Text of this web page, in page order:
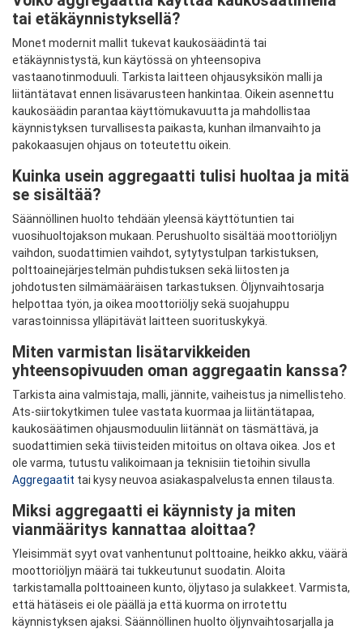
tai etäkäynnistyksellä?
Monet modernit mallit tukevat kaukosäädintä tai
etäkäynnistystä, kun käytössä on yhteensopiva
vastaanotinmoduuli. Tarkista laitteen ohjausyksikön malli ja
liitäntätavat ennen lisävarusteen hankintaa. Oikein asennettu
kaukosäädin parantaa käyttömukavuutta ja mahdollistaa
käynnistyksen turvallisesta paikasta, kunhan ilmanvaihto ja
pakokaasujen ohjaus on toteutettu oikein.
Kuinka usein aggregaatti tulisi huoltaa ja mitä
se sisältää?
Säännöllinen huolto tehdään yleensä käyttö­tuntien tai
vuosihuoltojakson mukaan. Perushuolto sisältää moottoriöljyn
vaihdon, suodattimien vaihdot, sytytystulpan tarkistuksen,
polttoainejärjestelmän puhdistuksen sekä liitosten ja
johdotusten silmämääräisen tarkastuksen. Öljynvaihtosarja
helpottaa työn, ja oikea moottoriöljy sekä suojahuppu
varastoinnissa ylläpitävät laitteen suorituskykyä.
Miten varmistan lisätarvikkeiden
yhteensopivuuden oman aggregaatin kanssa?
Tarkista aina valmistaja, malli, jännite, vaiheistus ja nimellisteho.
Ats-siirtokytkimen tulee vastata kuormaa ja liitäntätapaa,
kaukosäätimen ohjausmoduulin liitännät on täsmättävä, ja
suodattimien sekä tiivisteiden mitoitus on oltava oikea. Jos et
ole varma, tutustu valikoimaan ja teknisiin tietoihin sivulla
Aggregaatit tai kysy neuvoa asiakaspalvelusta ennen tilausta.
Miksi aggregaatti ei käynnisty ja miten
vianmääritys kannattaa aloittaa?
Yleisimmät syyt ovat vanhentunut polttoaine, heikko akku, väärä
moottoriöljyn määrä tai tukkeutunut suodatin. Aloita
tarkistamalla polttoaineen kunto, öljytaso ja sulakkeet. Varmista,
että hätäseis ei ole päällä ja että kuorma on irrotettu
käynnistyksen ajaksi. Säännöllinen huolto öljynvaihtosarjalla ja